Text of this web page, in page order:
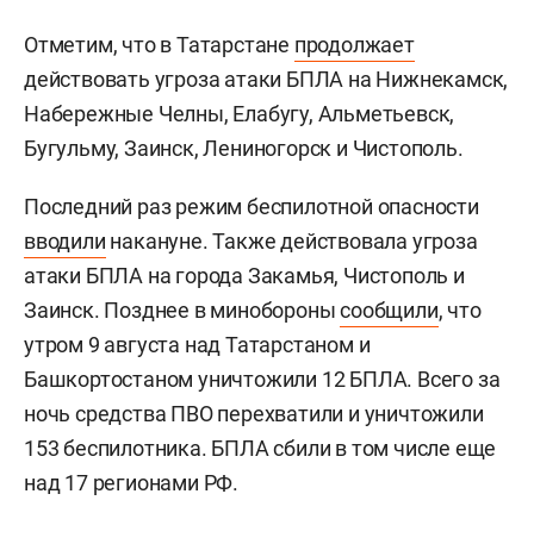
Отметим, что в Татарстане продолжает
действовать угроза атаки БПЛА на Нижнекамск,
Набережные Челны, Елабугу, Альметьевск,
Бугульму, Заинск, Лениногорск и Чистополь.
Последний раз режим беспилотной опасности
вводили накануне. Также действовала угроза
атаки БПЛА на города Закамья, Чистополь и
Заинск. Позднее в миноборонысообщили, что
утром 9 августа над Татарстаном и
Башкортостаном уничтожили 12 БПЛА. Всего за
ночь средства ПВО перехватили и уничтожили
153 беспилотника. БПЛА сбили в том числе еще
над 17 регионами РФ.